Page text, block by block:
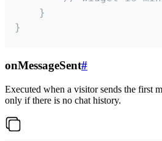
    }
}
onMessageSent#
Executed when a visitor sends the first
only if there is no chat history.